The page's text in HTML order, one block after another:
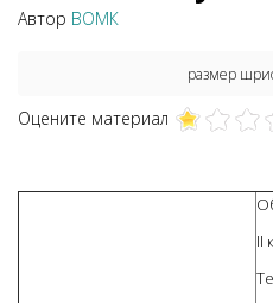
Автор ВОМК
размер
Оцените материал
II